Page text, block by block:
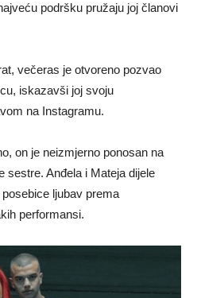
podršku pružaju joj članovi
večeras je otvoreno pozvao
iskazavši joj svoju
na Instagramu.
on je neizmjerno ponosan na
sestre. Anđela i Mateja dijele
ljubav prema
performansi.